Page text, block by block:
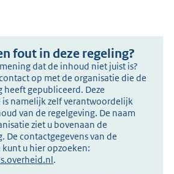
fout in deze regeling?
dat de inhoud niet juist is?
op met de organisatie die de
heeft gepubliceerd. Deze
is namelijk zelf verantwoordelijk
van de regelgeving. De naam
ziet u bovenaan de
De contactgegevens van de
u hier opzoeken:
.